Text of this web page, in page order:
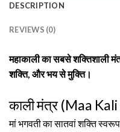
DESCRIPTION
REVIEWS (0)
महाकाली का सबसे शक्तिशाली
शक्ति, और भय से मुक्ति।
काली मंत्र (Maa
मां भगवती का सातवां शक्ति